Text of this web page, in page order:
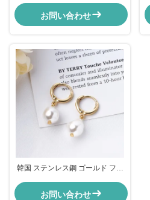
ールドメッキイヤリング
お問い合わせ
韓国 ステンレス鋼 ゴールド フー
ピアス 女性用
お問い合わせ